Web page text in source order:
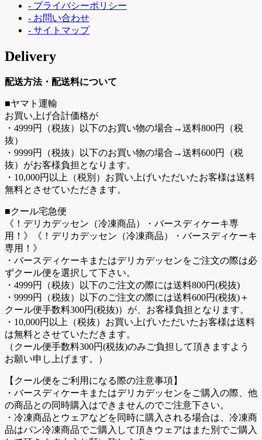
- プライバシーポリシー
- お問い合わせ
- サイトマップ
Delivery
配送方法・配送料について
■ヤマト運輸
お買い上げ合計価格が
・4999円（税抜）以下のお買い物の場合→送料800円（税
抜）
・9999円（税抜）以下のお買い物の場合→送料600円（税
抜）がお客様負担となります。
・10,000円以上（税別）お買い上げいただいたお客様は送料
無料とさせていただきます。
■クール宅急便
《！デリカデッセン（冷凍商品）・バースディケーキ専
用！》《！デリカデッセン（冷凍商品）・バースディケーキ
専用！》
・バースディケーキまたはデリカデッセンをご注文の際は必
ずクール便を選択して下さい。
・4999円（税抜）以下のご注文の際には送料800円(税抜)
・9999円（税抜）以下のご注文の際には送料600円(税抜)＋
クール便手数料300円(税抜)）が、お客様負担となります。
・10,000円以上（税抜）お買い上げいただいたお客様は送料
は無料とさせていただきます。
（クール便手数料300円(税抜)のみご負担して頂きますよう
お願い申し上げます。）
【クール便をご利用になる際の注意事項】
・バースディケーキまたはデリカデッセンをご購入の際、他
の商品との同時購入はできませんのでご注意下さい。
・冷凍商品とウェアなどを同時に購入される場合は、冷凍商
品はパン冷凍商品でご購入して頂きウェアはまた別でご購入